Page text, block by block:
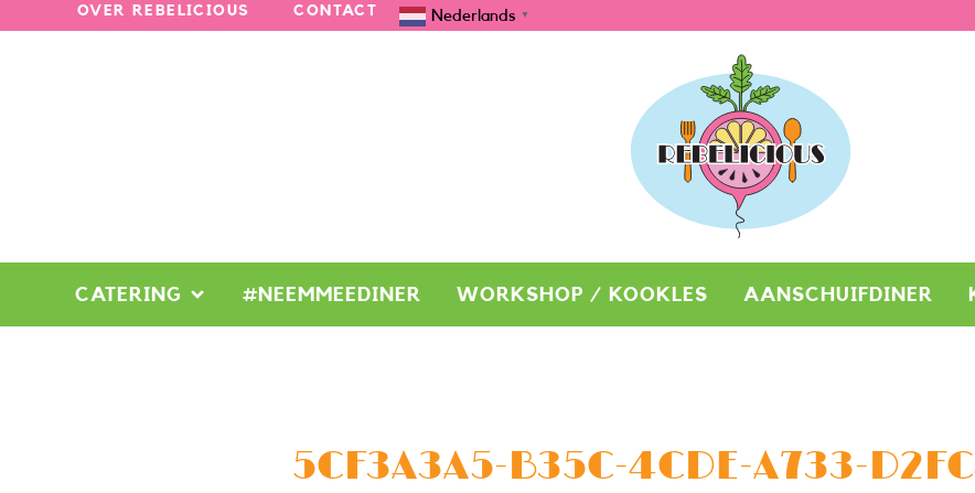
OVER REBELICIOUS CONTACT Nederlands ▼
CATERING #NEEMMEEDINER WORKSHOP / KOOKLES AANSCHUIFDINER
5CF3A3A5-B35C-4CDE-A733-